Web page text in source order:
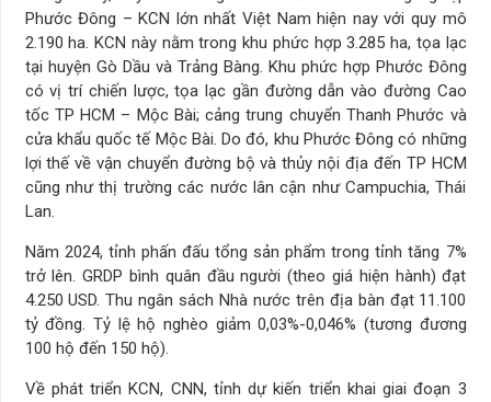
Phước Đông – KCN lớn nhất Việt Nam hiện nay với quy mô
2.190 ha. KCN này nằm trong khu phức hợp 3.285 ha, tọa lạc
tại huyện Gò Dầu và Trảng Bàng. Khu phức hợp Phước Đông
có vị trí chiến lược, tọa lạc gần đường dẫn vào đường Cao
tốc TP HCM – Mộc Bài; cảng trung chuyển Thanh Phước và
cửa khẩu quốc tế Mộc Bài. Do đó, khu Phước Đông có những
lợi thế về vận chuyển đường bộ và thủy nội địa đến TP HCM
cũng như thị trường các nước lân cận như Campuchia, Thái
Lan.
Năm 2024, tỉnh phấn đấu tổng sản phẩm trong tỉnh tăng 7%
trở lên. GRDP bình quân đầu người (theo giá hiện hành) đạt
4.250 USD. Thu ngân sách Nhà nước trên địa bàn đạt 11.100
tỷ đồng. Tỷ lệ hộ nghèo giảm 0,03%-0,046% (tương đương
100 hộ đến 150 hộ).
Về phát triển KCN, CNN, tỉnh dự kiến triển khai giai đoạn 3